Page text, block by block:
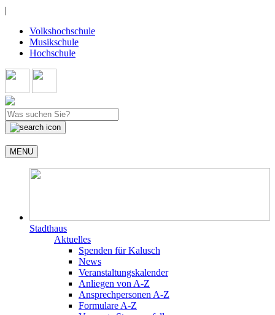
|
Volkshochschule
Musikschule
Hochschule
MENU
Stadthaus
Aktuelles
Spenden für Kalusch
News
Veranstaltungskalender
Anliegen von A-Z
Ansprechpersonen A-Z
Formulare A-Z